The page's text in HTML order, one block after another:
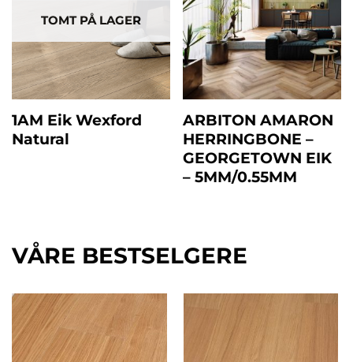
TOMT PÅ LAGER
1AM Eik Wexford
Natural
ARBITON AMARON
HERRINGBONE –
GEORGETOWN EIK
– 5MM/0.55MM
VÅRE BESTSELGERE